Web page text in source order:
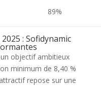
89%
: Sofidynamic
un objectif ambitieux
minimum de 8,40 %
repose sur une